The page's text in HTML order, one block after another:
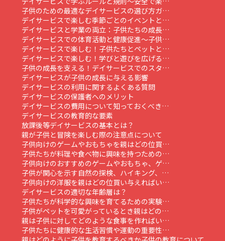
子供のための最適なデイサービスの選び方ガ…
デイサービスで楽しむ季節ごとのイベントと…
デイサービスと学業の両立：子供たちの成長…
デイサービスでの体育活動と健康促進～子供…
デイサービスで楽しむ！子供たちとペットと…
デイサービスで楽しむ！学びと遊びを広げる…
子供の成長を支える！デイサービスでのスタ…
デイサービスが子供の成長に与える影響
デイサービスの利用に関するよくある質問
デイサービスの保護者へのメリット
デイサービスの費用について知っておくべき…
デイサービスの教育的な要素
放課後等デイサービスの基本とは？
親が子供と冒険を楽しむ際の注意点について
子供向けのゲームやおもちゃを親はどの位買…
子供たちが料理や食べ物に興味を持つための…
子供向けのおすすめのゲームやおもちゃ、ゲ…
子供が関心を示す自然の探検、ハイキング、…
子供向けの洋服を親はどの位買い与えればい…
デイサービスの適切な年齢層は？
子供たちが科学的な興味を育てるための実験…
子供がペットを可愛がっているとき親はどの…
親は子供に対してどのような食事を作ればい…
子供たちに健康的な生活習慣や運動の重要性…